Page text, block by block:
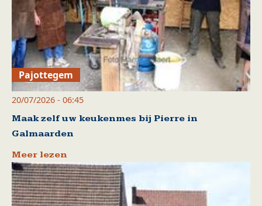
Pajottegem
20/07/2026 - 06:45
Maak zelf uw keukenmes bij Pierre in
Galmaarden
Meer lezen